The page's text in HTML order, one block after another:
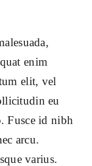
enim
elit, vel
eu
Fusce id nibh
arcu.
varius.